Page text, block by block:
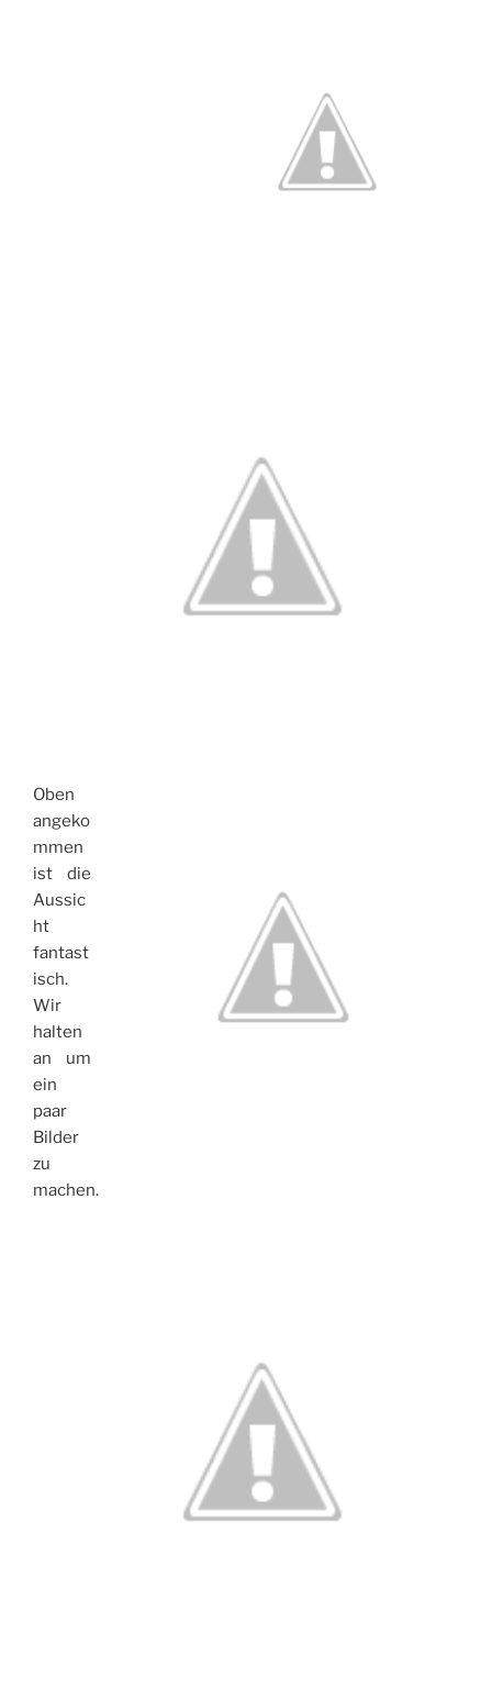
Oben
angeko
mmen
ist die
Aussic
ht
fantast
isch.
Wir
halten
an um
ein
paar
Bilder
zu
machen.